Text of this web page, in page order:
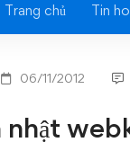
Trang chủ Tin
06/11/2012
nhật